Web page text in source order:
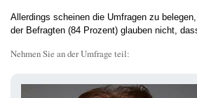
Allerdings scheinen die Umfragen zu
der Befragten (84 Prozent) glauben nicht,
Nehmen Sie an der Umfrage teil: